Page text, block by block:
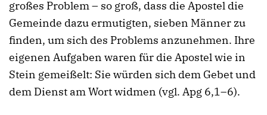
großes Problem – so groß, dass die Apostel die
Gemeinde dazu ermutigten, sieben Männer zu
finden, um sich des Problems anzunehmen. Ihre
eigenen Aufgaben waren für die Apostel wie in
Stein gemeißelt: Sie würden sich dem Gebet und
dem Dienst am Wort widmen (vgl. Apg 6,1–6).